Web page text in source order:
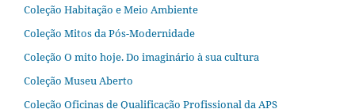
Coleção Habitação e Meio Ambiente
Coleção Mitos da Pós-Modernidade
Coleção O mito hoje. Do imaginário à sua cultura
Coleção Museu Aberto
Coleção Oficinas de Qualificação Profissional da APS